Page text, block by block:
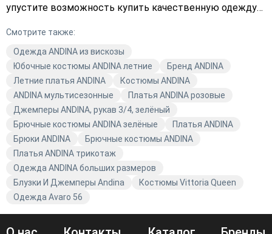
упустите возможность купить качественную одежду
оформите заказ уже сегодня.
Смотрите также:
Одежда ANDINA из вискозы
Юбочные костюмы ANDINA летние
Бренд ANDINA
Летние платья ANDINA
Костюмы ANDINA
ANDINA мультисезонные
Платья ANDINA розовые
Джемперы ANDINA, рукав 3/4, зелёный
Брючные костюмы ANDINA зелёные
Платья ANDINA
Брюки ANDINA
Брючные костюмы ANDINA
Платья ANDINA трикотаж
Одежда ANDINA больших размеров
Блузки И Джемперы Andina
Костюмы Vittoria Queen
Одежда Avaro 56